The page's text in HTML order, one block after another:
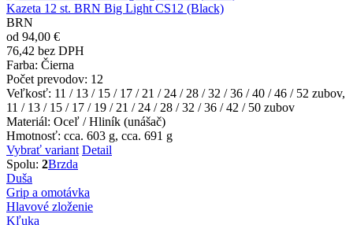
Kazeta 12 st. BRN Big Light CS12 (Black)
BRN
od 94,00 €
76,42 bez DPH
Farba: Čierna
Počet prevodov: 12
Veľkosť: 11 / 13 / 15 / 17 / 21 / 24 / 28 / 32 / 36 / 40 / 46 / 52 zubov,
11 / 13 / 15 / 17 / 19 / 21 / 24 / 28 / 32 / 36 / 42 / 50 zubov
Materiál: Oceľ / Hliník (unášač)
Hmotnosť: cca. 603 g, cca. 691 g
Vybrať variant Detail
Spolu: 2Brzda
Duša
Grip a omotávka
Hlavové zloženie
Kľuka